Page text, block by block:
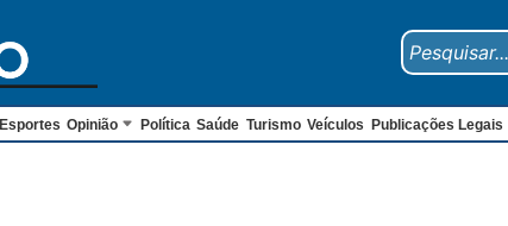
Esportes Opinião Política Saúde Turismo Veículos Publicações Legais